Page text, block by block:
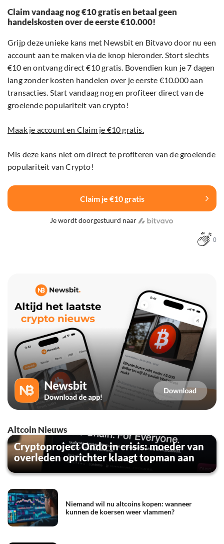
Claim vandaag nog €10 gratis en betaal geen
handelskosten over de eerste €10.000!
Grijp deze unieke kans met Newsbit en Bitvavo door nu een
account aan te maken via de knop hieronder. Stort slechts
€10 en ontvang direct €10 gratis. Bovendien kun je 7 dagen
lang zonder kosten handelen over je eerste €10.000 aan
transacties. Start vandaag nog en profiteer direct van de
groeiende populariteit van crypto!
Maak je account en Claim je €10 gratis.
Mis deze kans niet om direct te profiteren van de groeiende
populariteit van Crypto!
Claim je €10 gratis
Je wordt doorgestuurd naar
0
Altcoin Nieuws
Cryptoproject Ondo in crisis: moeder van
overleden oprichter klaagt topman aan
Niemand wil nu altcoins kopen: wanneer
kunnen de koersen weer vlammen?